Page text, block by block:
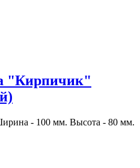
"Кирпичик"
- 100 мм. Высота - 80 мм.